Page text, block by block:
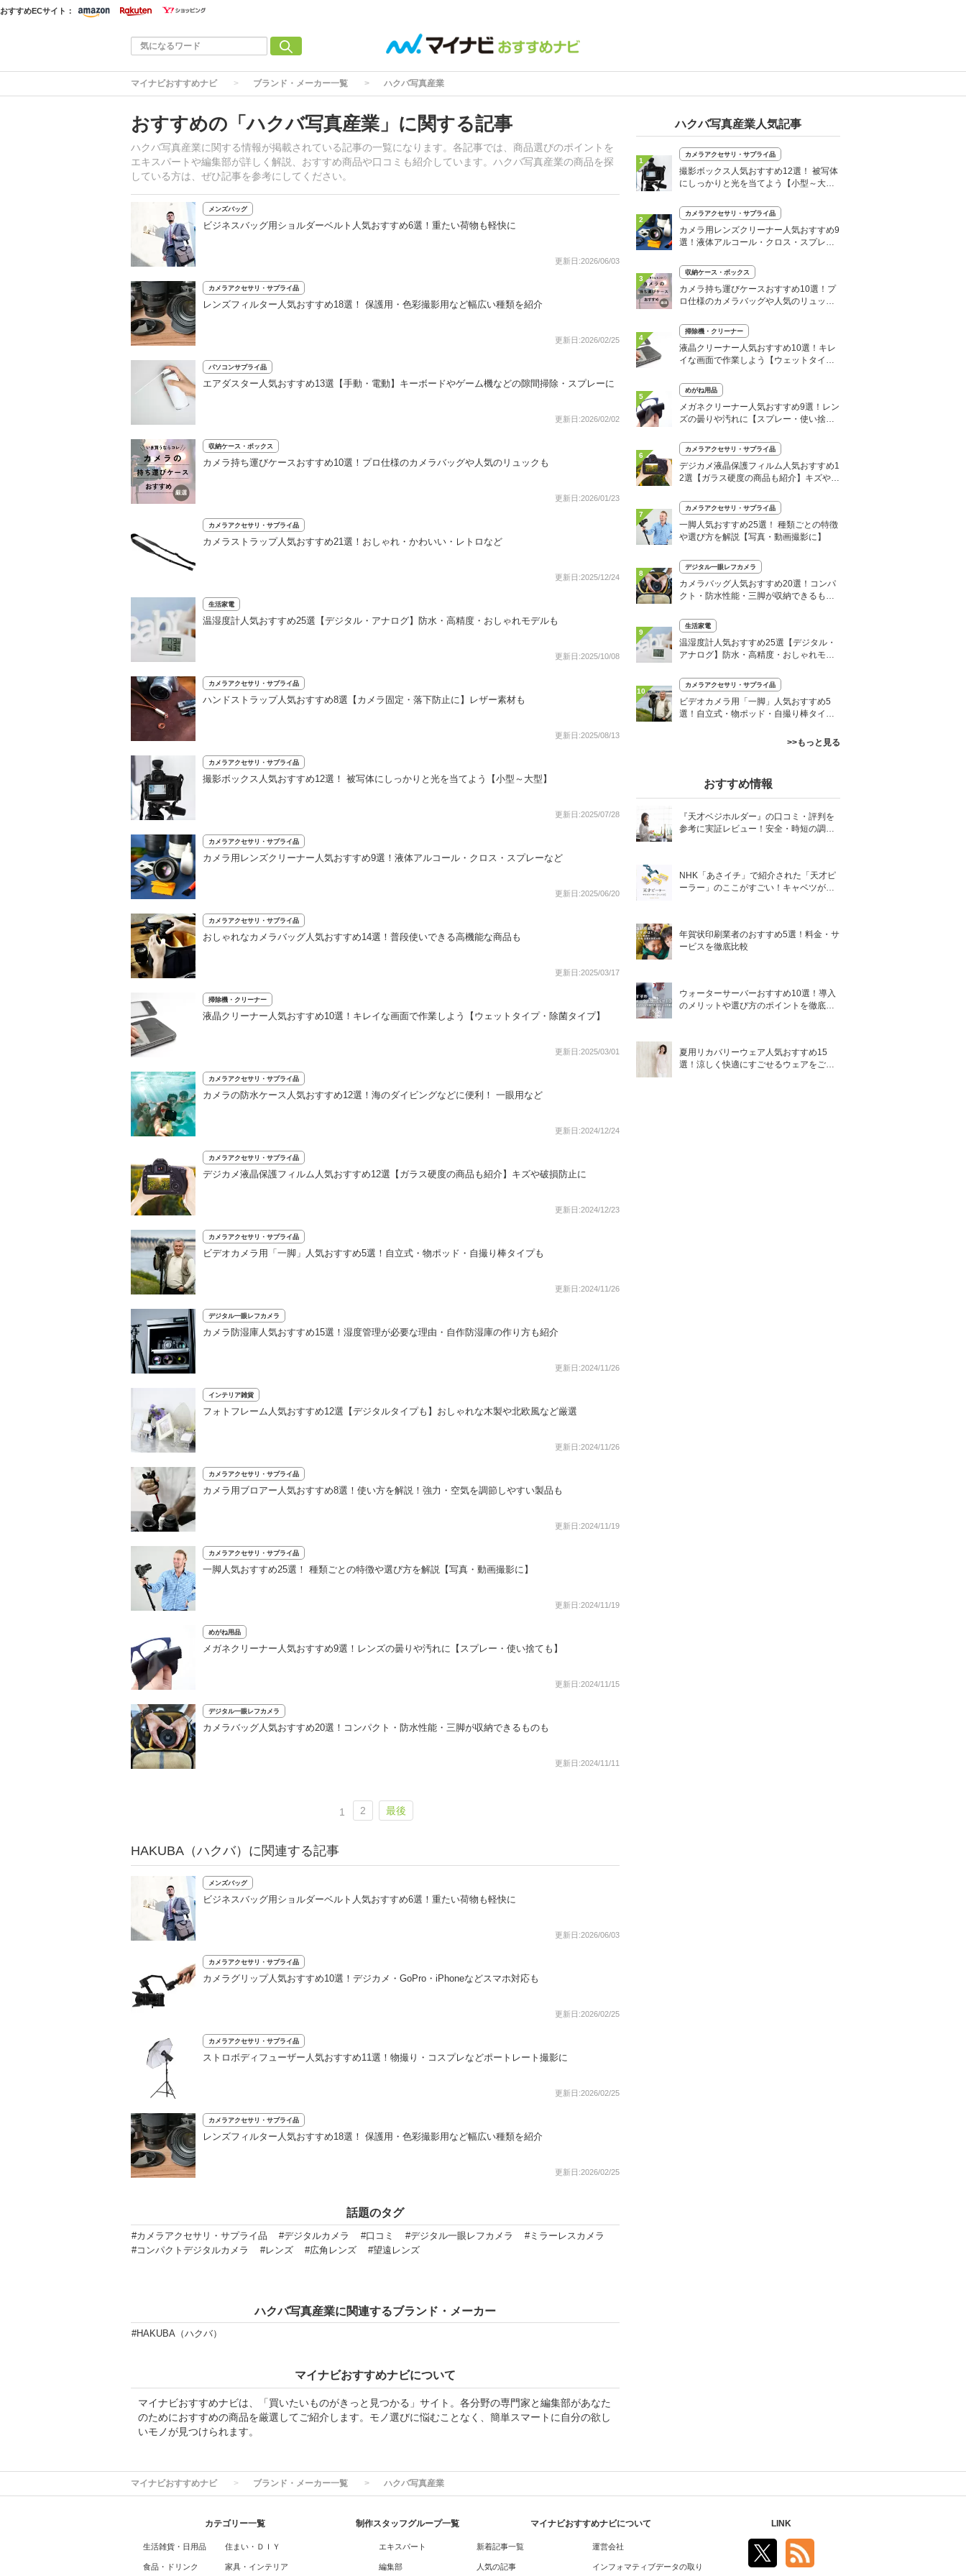
おすすめECサイト：
マイナビおすすめナビ ブランド・メーカー一覧 ハクバ写真産業
おすすめの「ハクバ写真産業」に関する記事
ハクバ写真産業に関する情報が掲載されている記事の一覧になります。各記事では、商品選びのポイントを
エキスパートや編集部が詳しく解説、おすすめ商品や口コミも紹介しています。ハクバ写真産業の商品を探
している方は、ぜひ記事を参考にしてください。
メンズバッグ
ビジネスバッグ用ショルダーベルト人気おすすめ6選！重たい荷物も軽快に
更新日:2026/06/03
カメラアクセサリ・サプライ品
レンズフィルター人気おすすめ18選！ 保護用・色彩撮影用など幅広い種類を紹介
更新日:2026/02/25
パソコンサプライ品
エアダスター人気おすすめ13選【手動・電動】キーボードやゲーム機などの隙間掃除・スプレーに
更新日:2026/02/02
収納ケース・ボックス
カメラ持ち運びケースおすすめ10選！プロ仕様のカメラバッグや人気のリュックも
更新日:2026/01/23
カメラアクセサリ・サプライ品
カメラストラップ人気おすすめ21選！おしゃれ・かわいい・レトロなど
更新日:2025/12/24
生活家電
温湿度計人気おすすめ25選【デジタル・アナログ】防水・高精度・おしゃれモデルも
更新日:2025/10/08
カメラアクセサリ・サプライ品
ハンドストラップ人気おすすめ8選【カメラ固定・落下防止に】レザー素材も
更新日:2025/08/13
カメラアクセサリ・サプライ品
撮影ボックス人気おすすめ12選！ 被写体にしっかりと光を当てよう【小型～大型】
更新日:2025/07/28
カメラアクセサリ・サプライ品
カメラ用レンズクリーナー人気おすすめ9選！液体アルコール・クロス・スプレーなど
更新日:2025/06/20
カメラアクセサリ・サプライ品
おしゃれなカメラバッグ人気おすすめ14選！普段使いできる高機能な商品も
更新日:2025/03/17
掃除機・クリーナー
液晶クリーナー人気おすすめ10選！キレイな画面で作業しよう【ウェットタイプ・除菌タイプ】
更新日:2025/03/01
カメラアクセサリ・サプライ品
カメラの防水ケース人気おすすめ12選！海のダイビングなどに便利！ 一眼用など
更新日:2024/12/24
カメラアクセサリ・サプライ品
デジカメ液晶保護フィルム人気おすすめ12選【ガラス硬度の商品も紹介】キズや破損防止に
更新日:2024/12/23
カメラアクセサリ・サプライ品
ビデオカメラ用「一脚」人気おすすめ5選！自立式・物ポッド・自撮り棒タイプも
更新日:2024/11/26
デジタル一眼レフカメラ
カメラ防湿庫人気おすすめ15選！湿度管理が必要な理由・自作防湿庫の作り方も紹介
更新日:2024/11/26
インテリア雑貨
フォトフレーム人気おすすめ12選【デジタルタイプも】おしゃれな木製や北欧風など厳選
更新日:2024/11/26
カメラアクセサリ・サプライ品
カメラ用ブロアー人気おすすめ8選！使い方を解説！強力・空気を調節しやすい製品も
更新日:2024/11/19
カメラアクセサリ・サプライ品
一脚人気おすすめ25選！ 種類ごとの特徴や選び方を解説【写真・動画撮影に】
更新日:2024/11/19
めがね用品
メガネクリーナー人気おすすめ9選！レンズの曇りや汚れに【スプレー・使い捨ても】
更新日:2024/11/15
デジタル一眼レフカメラ
カメラバッグ人気おすすめ20選！コンパクト・防水性能・三脚が収納できるものも
更新日:2024/11/11
1 2 最後
HAKUBA（ハクバ）に関連する記事
メンズバッグ
ビジネスバッグ用ショルダーベルト人気おすすめ6選！重たい荷物も軽快に
更新日:2026/06/03
カメラアクセサリ・サプライ品
カメラグリップ人気おすすめ10選！デジカメ・GoPro・iPhoneなどスマホ対応も
更新日:2026/02/25
カメラアクセサリ・サプライ品
ストロボディフューザー人気おすすめ11選！物撮り・コスプレなどポートレート撮影に
更新日:2026/02/25
カメラアクセサリ・サプライ品
レンズフィルター人気おすすめ18選！ 保護用・色彩撮影用など幅広い種類を紹介
更新日:2026/02/25
話題のタグ
#カメラアクセサリ・サプライ品 #デジタルカメラ #口コミ #デジタル一眼レフカメラ
#ミラーレスカメラ
#コンパクトデジタルカメラ
#レンズ #広角レンズ #望遠レンズ
ハクバ写真産業に関連するブランド・メーカー
#HAKUBA（ハクバ）
マイナビおすすめナビについて
マイナビおすすめナビは、「買いたいものがきっと見つかる」サイト。各分野の専門家と編集部があなた
のためにおすすめの商品を厳選してご紹介します。モノ選びに悩むことなく、簡単スマートに自分の欲し
いモノが見つけられます。
ハクバ写真産業人気記事
1
カメラアクセサリ・サプライ品
撮影ボックス人気おすすめ12選！ 被写体
にしっかりと光を当てよう【小型～大
2
カメラアクセサリ・サプライ品
カメラ用レンズクリーナー人気おすすめ9
選！液体アルコール・クロス・スプレー
3
収納ケース・ボックス
カメラ持ち運びケースおすすめ10選！プ
ロ仕様のカメラバッグや人気のリュック
4
掃除機・クリーナー
液晶クリーナー人気おすすめ10選！キレ
イな画面で作業しよう【ウェットタイ
5
めがね用品
メガネクリーナー人気おすすめ9選！レン
ズの曇りや汚れに【スプレー・使い捨て
6
カメラアクセサリ・サプライ品
デジカメ液晶保護フィルム人気おすすめ1
2選【ガラス硬度の商品も紹介】キズや破
7
カメラアクセサリ・サプライ品
一脚人気おすすめ25選！ 種類ごとの特徴
や選び方を解説【写真・動画撮影に】
8
デジタル一眼レフカメラ
カメラバッグ人気おすすめ20選！コンパ
クト・防水性能・三脚が収納できるもの
9
生活家電
温湿度計人気おすすめ25選【デジタル・
アナログ】防水・高精度・おしゃれモデ
10
カメラアクセサリ・サプライ品
ビデオカメラ用「一脚」人気おすすめ5
選！自立式・物ポッド・自撮り棒タイプ
>>もっと見る
おすすめ情報
『天才ベジホルダー』の口コミ・評判を
参考に実証レビュー！安全・時短の調理
NHK「あさイチ」で紹介された「天才ピ
ーラー」のここがすごい！キャベツがほ
年賀状印刷業者のおすすめ5選！料金・サ
ービスを徹底比較
ウォーターサーバーおすすめ10選！導入
のメリットや選び方のポイントを徹底解
夏用リカバリーウェア人気おすすめ15
選！涼しく快適にすごせるウェアをご紹
マイナビおすすめナビ ブランド・メーカー一覧 ハクバ写真産業
カテゴリー一覧
生活雑貨・日用品
食品・ドリンク
住まい・ＤＩＹ
家具・インテリア
制作スタッフグループ一覧
エキスパート
編集部
マイナビおすすめナビについて
新着記事一覧
人気の記事
運営会社
インフォマティブデータの取り
LINK